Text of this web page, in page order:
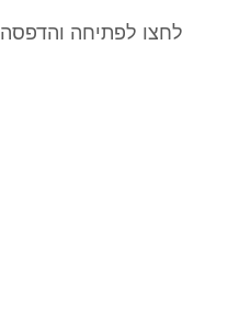
לחצו לפתיחה והדפסה